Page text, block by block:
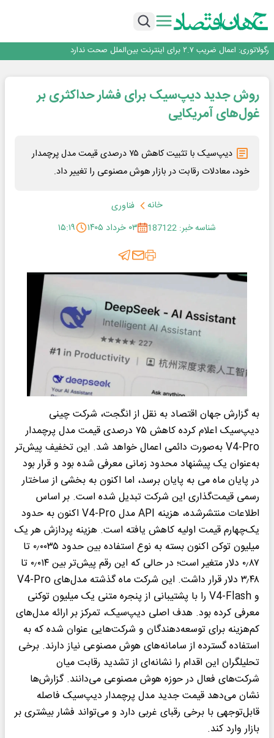
اینوتکس امسال با مدل جدید برگزار می‌شود
راه‌آهن موظف به ارائه برنامه برای ارتقای امنیت سایبری شد
یک اشتباه کلاد، تمام اطلاعات کاربر را به باد داد
اینوتکس امسال با مدل جدید برگزار می‌شود
روش جدید دیپ‌سیک برای فشار حداکثری بر
غول‌های آمریکایی
دیپ‌سیک با تثبیت کاهش ۷۵ درصدی قیمت مدل پرچمدار
خود، معادلات رقابت در بازار هوش مصنوعی را تغییر داد.
خانه
فناوری
شناسه خبر: 187122
۰۳ خرداد ۱۴۰۵ ۱۵:۱۹
به گزارش جهان اقتصاد به نقل از انگجت، شرکت چینی
دیپ‌سیک اعلام کرده کاهش ۷۵ درصدی قیمت مدل پرچمدار
V4-Pro به‌صورت دائمی اعمال خواهد شد. این تخفیف پیش‌تر
به‌عنوان یک پیشنهاد محدود زمانی معرفی شده بود و قرار بود
در پایان ماه می به پایان برسد، اما اکنون به بخشی از ساختار
رسمی قیمت‌گذاری این شرکت تبدیل شده است. بر اساس
اطلاعات منتشرشده، هزینه API مدل V4-Pro اکنون به حدود
یک‌چهارم قیمت اولیه کاهش یافته است. هزینه پردازش هر یک
میلیون توکن اکنون بسته به نوع استفاده بین حدود ۰٫۰۰۳۵ تا
۰٫۸۷ دلار متغیر است؛ در حالی که این رقم پیش‌تر بین ۰٫۰۱۴ تا
۳٫۴۸ دلار قرار داشت. این شرکت ماه گذشته مدل‌های V4-Pro
و V4-Flash را با پشتیبانی از پنجره متنی یک میلیون توکنی
معرفی کرده بود. هدف اصلی دیپ‌سیک، تمرکز بر ارائه مدل‌های
کم‌هزینه برای توسعه‌دهندگان و شرکت‌هایی عنوان شده که به
استفاده گسترده از سامانه‌های هوش مصنوعی نیاز دارند. برخی
تحلیلگران این اقدام را نشانه‌ای از تشدید رقابت میان
شرکت‌های فعال در حوزه هوش مصنوعی می‌دانند. گزارش‌ها
نشان می‌دهد قیمت جدید مدل پرچمدار دیپ‌سیک فاصله
قابل‌توجهی با برخی رقبای غربی دارد و می‌تواند فشار بیشتری بر
بازار وارد کند.